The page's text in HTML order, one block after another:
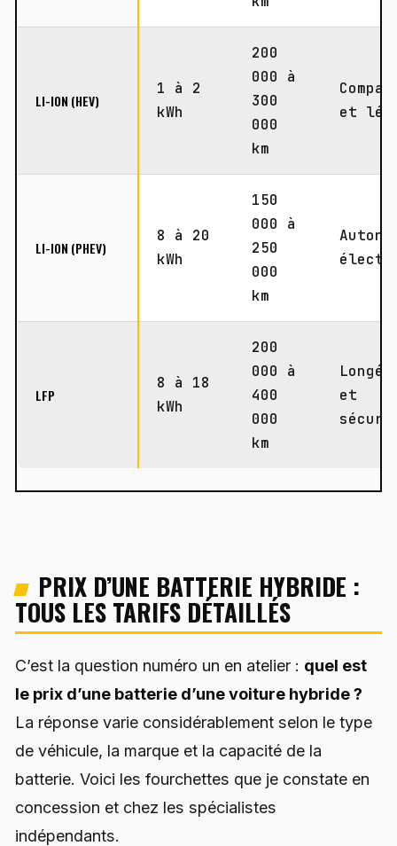
LI-ION (HEV)
1 à 2
kWh
200
000 à
300
000
km
et
LI-ION (PHEV)
8 à 20
kWh
150
000 à
250
000
km
LFP
8 à 18
kWh
200
000 à
400
000
km
et
PRIX D’UNE BATTERIE HYBRIDE :
TOUS LES TARIFS DÉTAILLÉS
C’est la question numéro un en atelier : quel est
le prix d’une batterie d’une voiture hybride ?
La réponse varie considérablement selon le type
de véhicule, la marque et la capacité de la
batterie. Voici les fourchettes que je constate en
concession et chez les spécialistes
indépendants.